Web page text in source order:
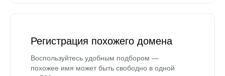
Регистрация похожего домена
Воспользуйтесь удобным подбором —
похожее имя может быть свободно в одной